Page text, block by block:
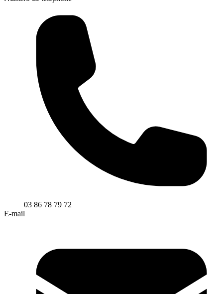
03 86 78 79 72
E-mail